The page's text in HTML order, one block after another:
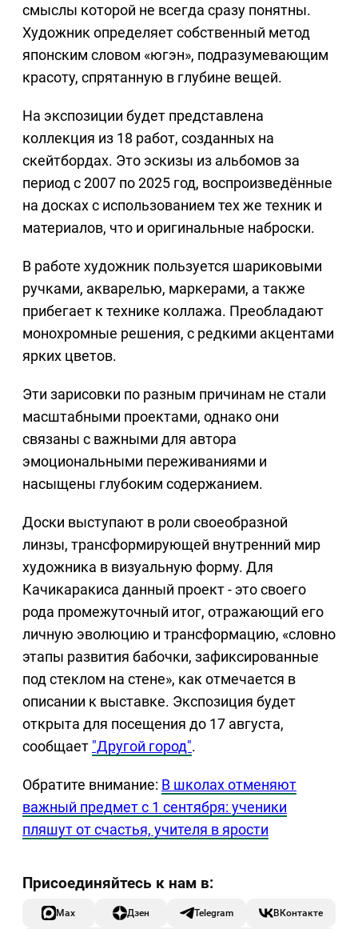
смыслы которой не всегда сразу понятны.
Художник определяет собственный метод
японским словом «югэн», подразумевающим
красоту, спрятанную в глубине вещей.
На экспозиции будет представлена
коллекция из 18 работ, созданных на
скейтбордах. Это эскизы из альбомов за
период с 2007 по 2025 год, воспроизведённые
на досках с использованием тех же техник и
материалов, что и оригинальные наброски.
В работе художник пользуется шариковыми
ручками, акварелью, маркерами, а также
прибегает к технике коллажа. Преобладают
монохромные решения, с редкими акцентами
ярких цветов.
Эти зарисовки по разным причинам не стали
масштабными проектами, однако они
связаны с важными для автора
эмоциональными переживаниями и
насыщены глубоким содержанием.
Доски выступают в роли своеобразной
линзы, трансформирующей внутренний мир
художника в визуальную форму. Для
Качикаракиса данный проект - это своего
рода промежуточный итог, отражающий его
личную эволюцию и трансформацию, «словно
этапы развития бабочки, зафиксированные
под стеклом на стене», как отмечается в
описании к выставке. Экспозиция будет
открыта для посещения до 17 августа,
сообщает "Другой город".
Обратите внимание: В школах отменяют
важный предмет с 1 сентября: ученики
пляшут от счастья, учителя в ярости
Max Дзен Telegram ВКонтакте